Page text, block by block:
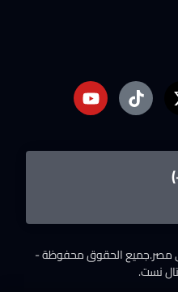
جميع الحقوق محفوظة -
نست.